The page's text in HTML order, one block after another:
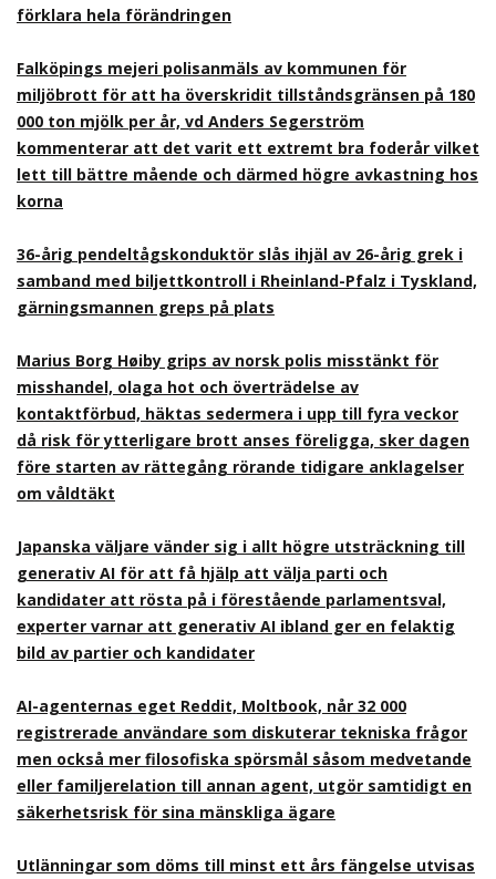
förklara hela förändringen
Falköpings mejeri polisanmäls av kommunen för
miljöbrott för att ha överskridit tillståndsgränsen på 180
000 ton mjölk per år, vd Anders Segerström
kommenterar att det varit ett extremt bra foderår vilket
lett till bättre mående och därmed högre avkastning hos
korna
36-årig pendeltågskonduktör slås ihjäl av 26-årig grek i
samband med biljettkontroll i Rheinland-Pfalz i Tyskland,
gärningsmannen greps på plats
Marius Borg Høiby grips av norsk polis misstänkt för
misshandel, olaga hot och överträdelse av
kontaktförbud, häktas sedermera i upp till fyra veckor
då risk för ytterligare brott anses föreligga, sker dagen
före starten av rättegång rörande tidigare anklagelser
om våldtäkt
Japanska väljare vänder sig i allt högre utsträckning till
generativ AI för att få hjälp att välja parti och
kandidater att rösta på i förestående parlamentsval,
experter varnar att generativ AI ibland ger en felaktig
bild av partier och kandidater
AI-agenternas eget Reddit, Moltbook, når 32 000
registrerade användare som diskuterar tekniska frågor
men också mer filosofiska spörsmål såsom medvetande
eller familjerelation till annan agent, utgör samtidigt en
säkerhetsrisk för sina mänskliga ägare
Utlänningar som döms till minst ett års fängelse utvisas